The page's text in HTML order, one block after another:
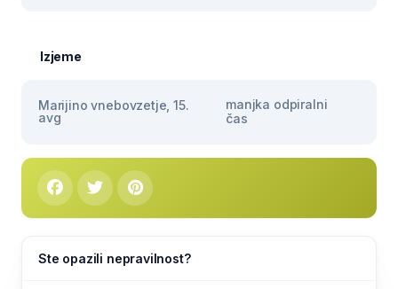
Izjeme
Marijino vnebovzetje, 15.
avg
manjka odpiralni
čas
Ste opazili nepravilnost?